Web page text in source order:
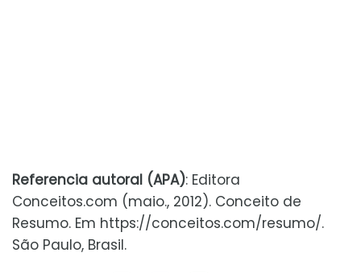
Referencia autoral (APA): Editora
Conceitos.com (maio., 2012). Conceito de
Resumo. Em https://conceitos.com/resumo/.
São Paulo, Brasil.